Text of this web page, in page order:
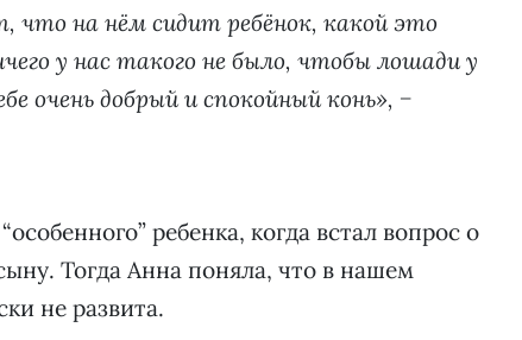
что на нём сидит ребёнок, какой это
у нас такого не было, чтобы лошади у
очень добрый и спокойный конь», −
ребенка, когда встал вопрос о
Тогда Анна поняла, что в нашем
не развита.